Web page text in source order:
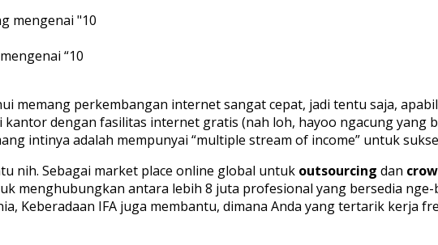
“10
memang perkembangan internet sangat cepat, jadi tentu saja,
dengan fasilitas internet gratis (nah loh, hayoo ngacung yang
intinya adalah mempunyai “multiple stream of income” untuk
nih. Sebagai market place online global untuk outsourcing dan
menghubungkan antara lebih 8 juta profesional yang bersedia
Keberadaan IFA juga membantu, dimana Anda yang tertarik kerja